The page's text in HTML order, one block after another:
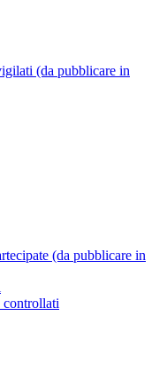
(da pubblicare in
(da pubblicare in